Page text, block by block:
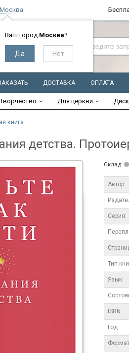
Москва
Ваш город Москва?
ДОСТАВКА ОПЛАТА
Творчество Для церкви
книга
детства.
Склад:
Автор:
Серия:
Тип
Язык:
ISBN:
Год: